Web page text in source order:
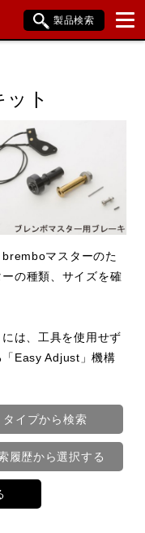
製品検索
ト
マスターのた
の種類、サイズを確
は、工具を使用せず
Easy Adjust」機構
タイプから検索
履歴から選択する